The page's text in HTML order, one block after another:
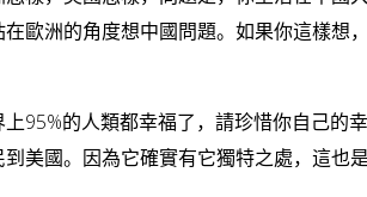
歐洲的角度想中國問題。如果你這樣想
95%的人類都幸福了，請珍惜你自己的
美國。因為它確實有它獨特之處，這也